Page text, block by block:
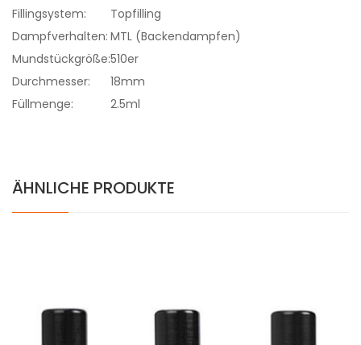
Fillingsystem:
Topfilling
Dampfverhalten: MTL (Backendampfen)
Mundstückgröße:510er
Durchmesser:
18mm
Füllmenge:
2.5ml
ÄHNLICHE PRODUKTE